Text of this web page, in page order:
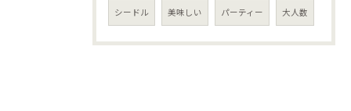
シードル 美味しい パーティー 大人数